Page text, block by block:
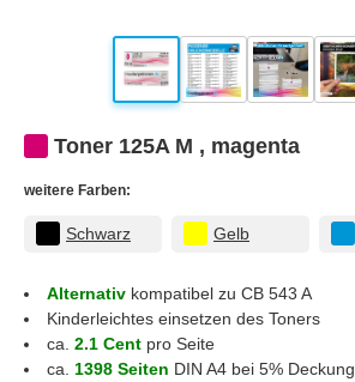
Toner 125A M , magenta
weitere Farben:
Schwarz Gelb
Alternativ kompatibel zu CB 543 A
Kinderleichtes einsetzen des Toners
ca. 2.1 Cent pro Seite
ca. 1398 Seiten DIN A4 bei 5% Deckung